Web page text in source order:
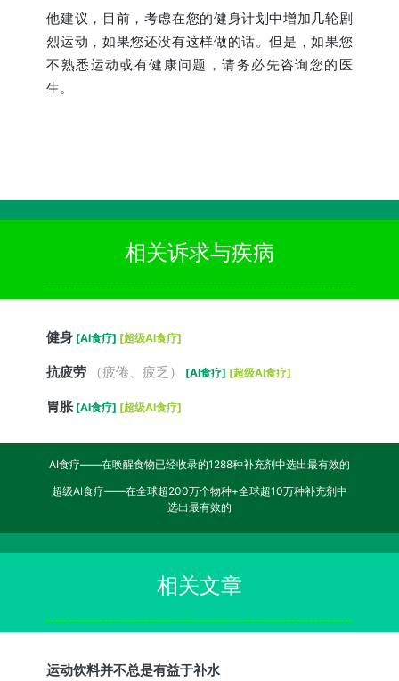
他建议，目前，考虑在您的健身计划中增加几轮剧
烈运动，如果您还没有这样做的话。但是，如果您
不熟悉运动或有健康问题，请务必先咨询您的医
生。
相关诉求与疾病
健身 [AI食疗] [超级AI食疗]
抗疲劳 （疲倦、疲乏） [AI食疗] [超级AI食疗]
胃胀 [AI食疗] [超级AI食疗]
AI食疗——在唤醒食物已经收录的1288种补充剂中选出最有效的
超级AI食疗——在全球超200万个物种+全球超10万种补充剂中
选出最有效的
相关文章
运动饮料并不总是有益于补水